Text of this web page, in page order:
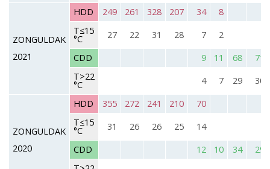
ZONGULDAK
2021
HDD 249 261 328 207 34
8
T≤15
°C 27 22 31 28 7
2
CDD
9 11 68
71
T>22
°C 4 7 29 30
ZONGULDAK
2020
HDD 355 272 241 210
70
T≤15
°C 31 26 26 25
14
CDD
12 10 34
29